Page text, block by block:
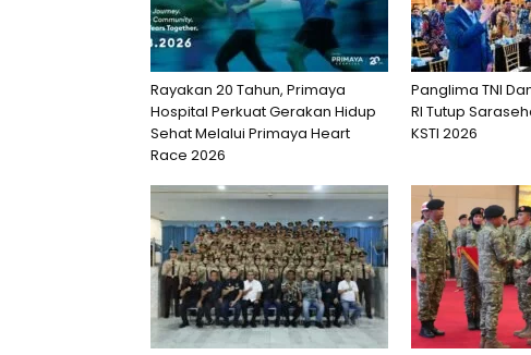
Rayakan 20 Tahun, Primaya
Hospital Perkuat Gerakan Hidup
Sehat Melalui Primaya Heart
Race 2026
Panglima TNI
RI Tutup
KSTI 2026